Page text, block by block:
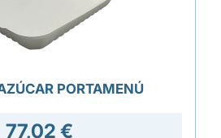
PORTAMENÚ
77,02 €